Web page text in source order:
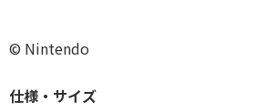
© Nintendo
仕様・サイズ